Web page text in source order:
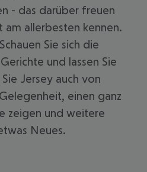
- das darüber freuen
am allerbesten kennen.
Sie sich die
und lassen Sie
Jersey auch von
einen ganz
zeigen und weitere
Neues.